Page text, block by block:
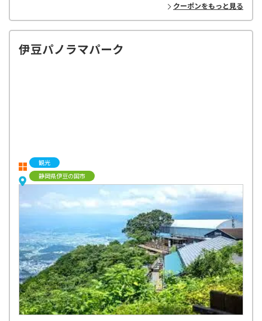
クーポンをもっと見る
伊豆パノラマパーク
観光
静岡県伊豆の国市